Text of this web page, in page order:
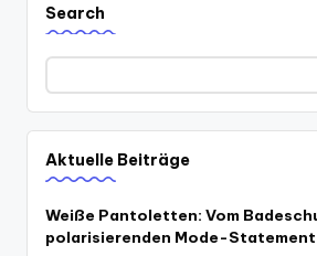
Search
Aktuelle Beiträge
Weiße Pantoletten: Vom
polarisierenden Mode-Statement